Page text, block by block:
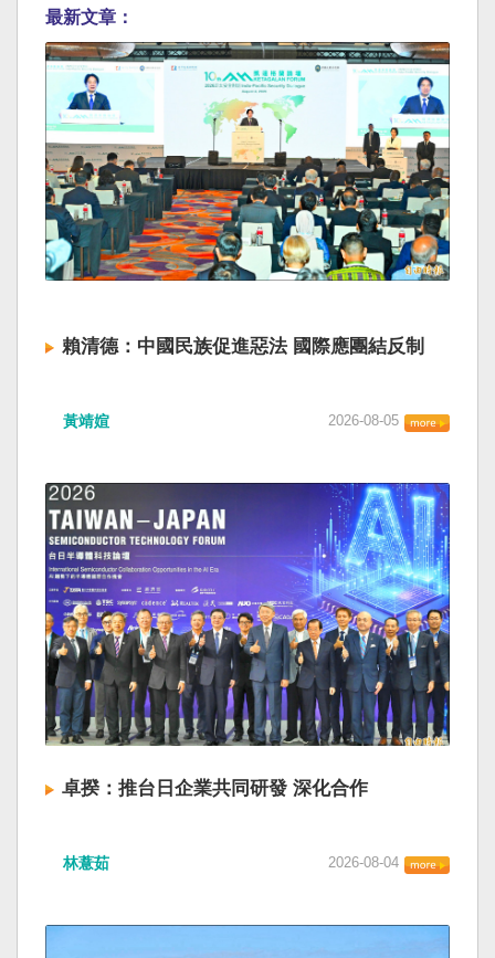
最新文章：
賴清德：中國民族促進惡法 國際應團結反制
黃靖媗 2026-08-05
卓揆：推台日企業共同研發 深化合作
林薏茹 2026-08-04